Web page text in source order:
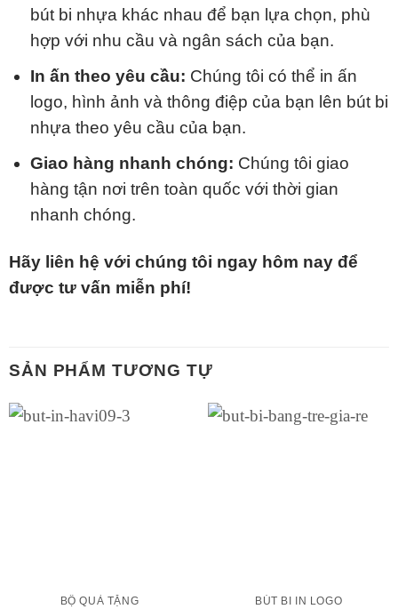
bút bi nhựa khác nhau để bạn lựa chọn, phù
hợp với nhu cầu và ngân sách của bạn.
In ấn theo yêu cầu: Chúng tôi có thể in ấn
logo, hình ảnh và thông điệp của bạn lên bút bi
nhựa theo yêu cầu của bạn.
Giao hàng nhanh chóng: Chúng tôi giao
hàng tận nơi trên toàn quốc với thời gian
nhanh chóng.
Hãy liên hệ với chúng tôi ngay hôm nay để
được tư vấn miễn phí!
SẢN PHẨM TƯƠNG TỰ
BỘ QUÀ TẶNG BÚT BI IN LOGO